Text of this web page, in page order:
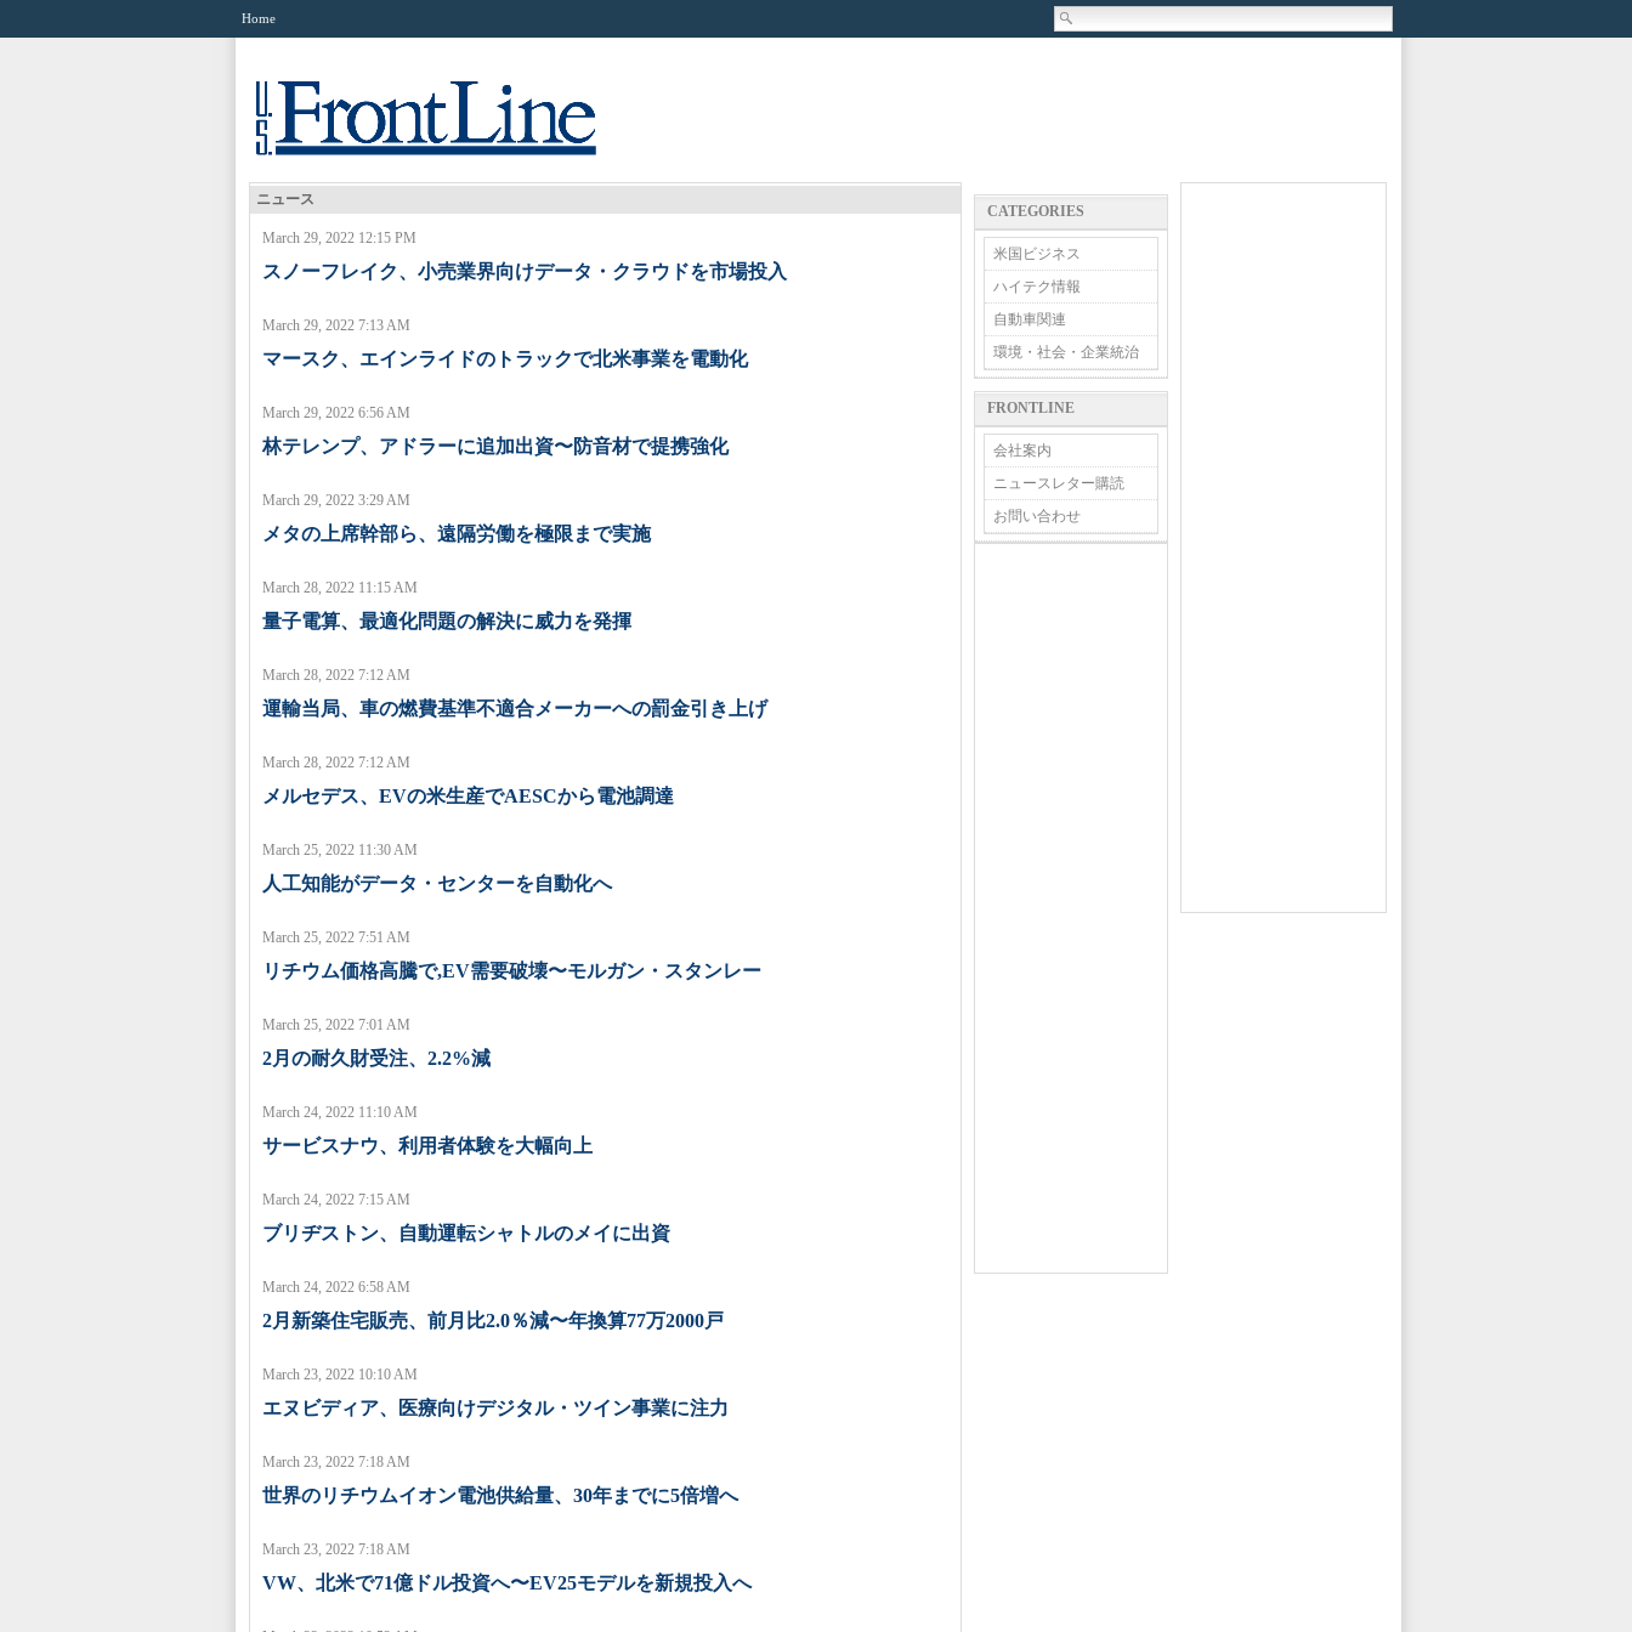
Home
ニュース
March 29, 2022 12:15 PM
スノーフレイク、小売業界向けデータ・クラウドを市場投入
March 29, 2022 7:13 AM
マースク、エインライドのトラックで北米事業を電動化
March 29, 2022 6:56 AM
林テレンプ、アドラーに追加出資〜防音材で提携強化
March 29, 2022 3:29 AM
メタの上席幹部ら、遠隔労働を極限まで実施
March 28, 2022 11:15 AM
量子電算、最適化問題の解決に威力を発揮
March 28, 2022 7:12 AM
運輸当局、車の燃費基準不適合メーカーへの罰金引き上げ
March 28, 2022 7:12 AM
メルセデス、EVの米生産でAESCから電池調達
March 25, 2022 11:30 AM
人工知能がデータ・センターを自動化へ
March 25, 2022 7:51 AM
リチウム価格高騰で,EV需要破壊〜モルガン・スタンレー
March 25, 2022 7:01 AM
2月の耐久財受注、2.2%減
March 24, 2022 11:10 AM
サービスナウ、利用者体験を大幅向上
March 24, 2022 7:15 AM
ブリヂストン、自動運転シャトルのメイに出資
March 24, 2022 6:58 AM
2月新築住宅販売、前月比2.0％減〜年換算77万2000戸
March 23, 2022 10:10 AM
エヌビディア、医療向けデジタル・ツイン事業に注力
March 23, 2022 7:18 AM
世界のリチウムイオン電池供給量、30年までに5倍増へ
March 23, 2022 7:18 AM
VW、北米で71億ドル投資へ〜EV25モデルを新規投入へ
CATEGORIES
米国ビジネス
ハイテク情報
自動車関連
環境・社会・企業統治
FRONTLINE
会社案内
ニュースレター購読
お問い合わせ